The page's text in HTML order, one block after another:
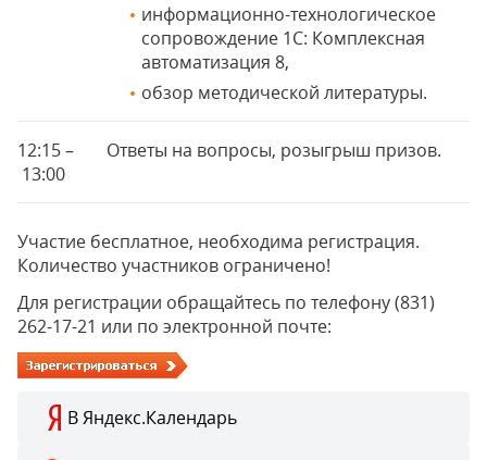
информационно-технологическое
сопровождение 1С: Комплексная
автоматизация 8,
обзор методической литературы.
12:15 –
13:00
Ответы на вопросы, розыгрыш призов.
Участие бесплатное, необходима регистрация.
Количество участников ограничено!
Для регистрации обращайтесь по телефону (831)
262-17-21 или по электронной почте:
В Яндекс.Календарь